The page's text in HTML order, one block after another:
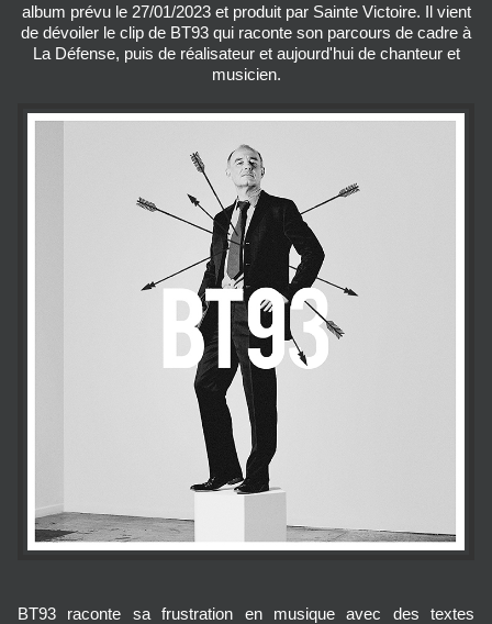
album prévu le 27/01/2023 et produit par Sainte Victoire. Il vient
de dévoiler le clip de BT93 qui raconte son parcours de cadre à
La Défense, puis de réalisateur et aujourd'hui de chanteur et
musicien.
BT93 raconte sa frustration en musique avec des textes